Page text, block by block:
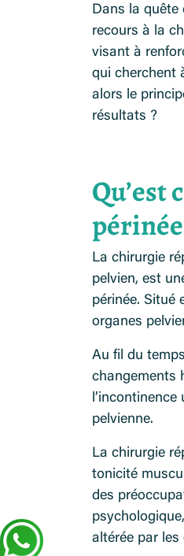
Dans la quête
recours à la
visant à
qui cherchent
alors le
résultats ?
La chirurgie
pelvien, est
périnée. Situé
organes
Au fil du
changements
pelvienne.
La chirurgie
tonicité
des
altérée par